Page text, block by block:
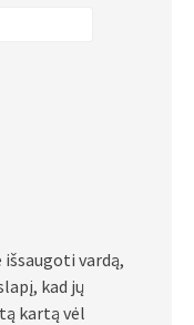
vardą,
kad jų
kartą vėl